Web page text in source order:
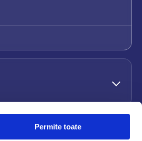
Permite toate